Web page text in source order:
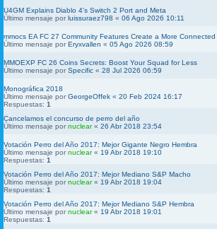
U4GM Explains Diablo 4's Switch 2 Port and Meta
Último mensaje por luissuraez798 « 06 Ago 2026 10:11
mmocs EA FC 27 Community Features Create a More
Último mensaje por Eryxvallen « 05 Ago 2026 08:59
MMOEXP FC 26 Coins Secrets: Boost Your Squad for Less
Último mensaje por Specific « 28 Jul 2026 06:59
Monográfica 2018
Último mensaje por GeorgeOffek « 20 Feb 2024 16:17
Respuestas: 1
Cancelamos el concurso de perro del año
Último mensaje por nuclear« 26 Abr 2018 23:54
Votación Perro del Año 2017: Mejor Gigante Negro Hembra
Último mensaje por nuclear« 19 Abr 2018 19:10
Respuestas: 1
Votación Perro del Año 2017: Mejor Mediano S&P Macho
Último mensaje por nuclear« 19 Abr 2018 19:04
Respuestas: 1
Votación Perro del Año 2017: Mejor Mediano S&P Hembra
Último mensaje por nuclear« 19 Abr 2018 19:01
Respuestas: 1